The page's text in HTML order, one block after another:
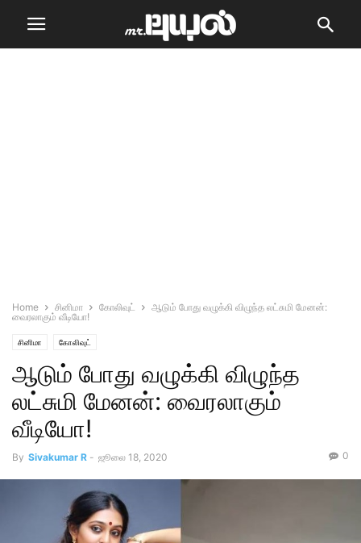
Home சினிமா கோலிவுட்
ஆடும் போது வழுக்கி விழுந்த லட்சுமி மேனன்:
வைரலாகும் வீடியோ!
சினிமா கோலிவுட்
ஆடும் போது வழுக்கி விழுந்த
லட்சுமி மேனன்: வைரலாகும்
வீடியோ!
By Sivakumar R - ஜூலை 18, 2020 0